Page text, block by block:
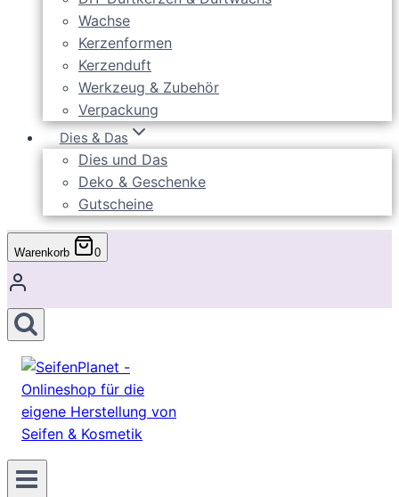
Wachse
Kerzenformen
Kerzenduft
Werkzeug & Zubehör
Verpackung
Dies & Das
Dies und Das
Deko & Geschenke
Gutscheine
Warenkorb 0